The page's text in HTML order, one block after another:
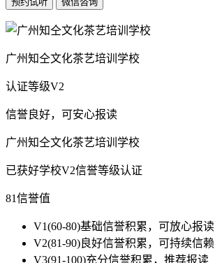
广州知仝文化茶艺培训学校
认证等级V2
信誉良好，可安心报读
广州知仝文化茶艺培训学校
已获好学校V2信誉等级认证
81信誉值
V1(60-80)基础信誉积累，可放心报读
V2(81-90)良好信誉积累，可持续信赖
V3(91-100)充分信誉积累，推荐报读